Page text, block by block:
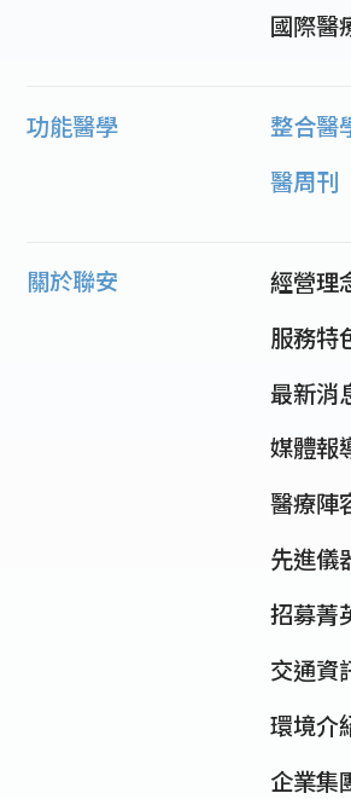
國際醫
功能醫學
整合醫
醫周刊
關於聯安
經營理
服務特
最新消
媒體報
醫療陣
先進儀
招募菁
交通資
環境介
企業集